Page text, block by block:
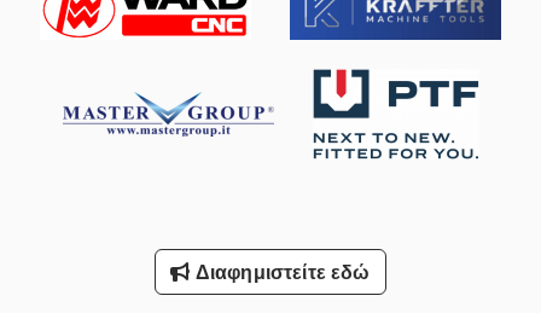
Οχήματα Εργασίας
Τα Χελιδόνια
Υποστήριγμα-Με ΆξοναΔιαφημιστείτε εδώ